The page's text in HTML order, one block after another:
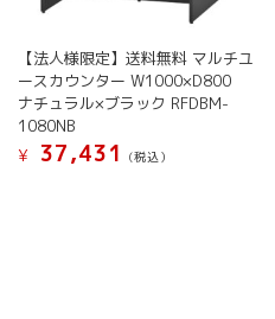
【法人様限定】送料無料 マルチユ
ースカウンター W1000×D800
ナチュラル×ブラック RFDBM-
1080NB
¥
37,431 (税込）